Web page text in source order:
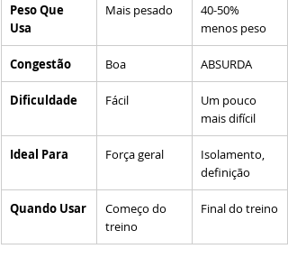
Peso Que
Usa
Mais pesado
40-50%
menos peso
Congestão Boa ABSURDA
Dificuldade Fácil
Um pouco
mais difícil
Ideal Para Força geral
Isolamento,
definição
Quando Usar
Começo do
treino
Final do treino